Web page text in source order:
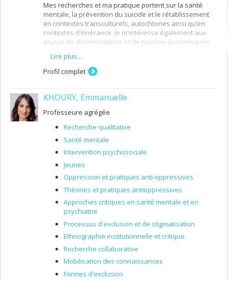
Mes recherches et ma pratique portent sur la santé
mentale, la prévention du suicide et le rétablissement
en contextes transculturels, autochtones ainsi qu’en
contextes d’itinérance. Je m'intéresse également aux
enjeux de discriminations et de racisme épistémiques
richesse des différents savoirs, en recherche et en
intervention.
Lire plus…
Profil complet
KHOURY, Emmanuelle
Professeure agrégée
Recherche qualitative
Santé mentale
Intervention psychosociale
Jeunes
Oppression et pratiques anti-oppressives
Théories et pratiques antioppressives
Approches critiques en santé mentale et en
psychiatrie
Processus d'exclusion et de stigmatisation
Ethnographie institutionnelle et critique
Recherche collaborative
Mobilisation des connaissances
Formes d'exclusion